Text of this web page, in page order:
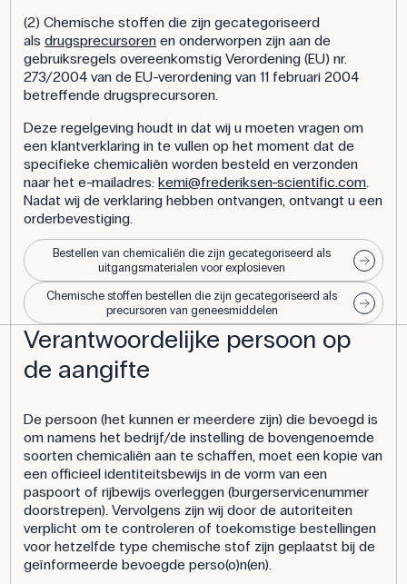
(2) Chemische stoffen die zijn gecategoriseerd
alsdrugsprecursoren en onderworpen zijn aan de
gebruiksregels overeenkomstig Verordening (EU) nr.
273/2004 van de EU-verordening van 11 februari 2004
betreffende drugsprecursoren.
Deze regelgeving houdt in dat wij u moeten vragen om
een klantverklaring in te vullen op het moment dat de
specifieke chemicaliën worden besteld en verzonden
naar het e-mailadres:kemi@frederiksen-scientific.com.
Nadat wij de verklaring hebben ontvangen, ontvangt u een
orderbevestiging.
Bestellen van chemicaliën die zijn gecategoriseerd als
uitgangsmaterialen voor explosieven
Chemische stoffen bestellen die zijn gecategoriseerd als
precursoren van geneesmiddelen
Verantwoordelijke persoon op
de aangifte
De persoon (het kunnen er meerdere zijn) die bevoegd is
om namens het bedrijf/de instelling de bovengenoemde
soorten chemicaliën aan te schaffen, moet een kopie van
een officieel identiteitsbewijs in de vorm van een
paspoort of rijbewijs overleggen (burgerservicenummer
doorstrepen). Vervolgens zijn wij door de autoriteiten
verplicht om te controleren of toekomstige bestellingen
voor hetzelfde type chemische stof zijn geplaatst bij de
geïnformeerde bevoegde perso(o)n(en).